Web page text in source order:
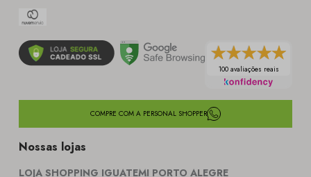
100 avaliações reais
COMPRE COM A PERSONAL SHOPPER
Nossas lojas
LOJA SHOPPING IGUATEMI PORTO ALEGRE